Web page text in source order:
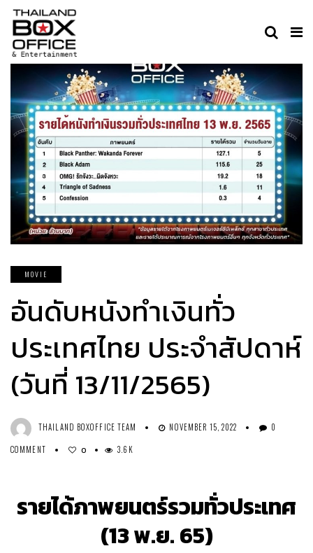
MOVIE
อันดับหนังทำเงินทั่ว
ประเทศไทย ประจำสัปดาห์
(วันที่ 13/11/2565)
THAILAND BOXOFFICE TEAM NOVEMBER 15, 2022
0
COMMENT
0 3.6K
รายได้ภาพยนตร์รวมทั่วประเทศ
(13 พ.ย. 65)